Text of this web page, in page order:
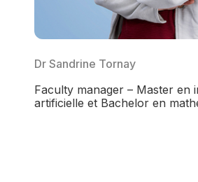
Dr Sandrine Tornay
Faculty manager – Master en
artificielle et Bachelor en